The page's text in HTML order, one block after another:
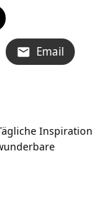
Email
Inspiration